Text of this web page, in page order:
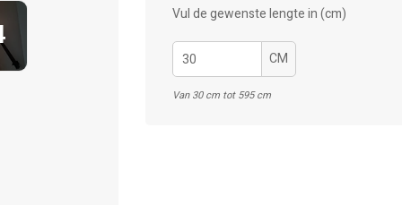
Vul de gewenste lengte in (cm)
CM
Van 30 cm tot 595 cm